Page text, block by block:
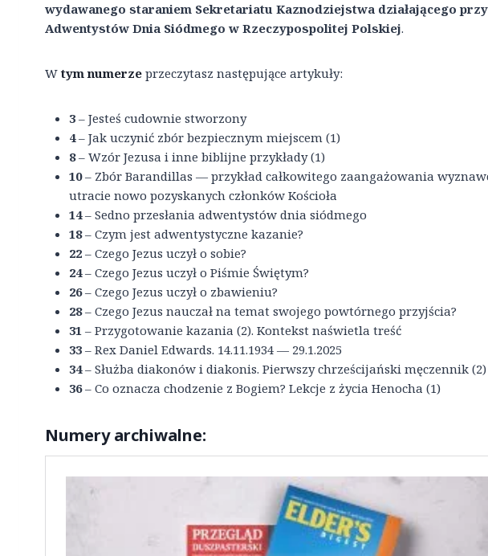
wydawanego staraniem Sekretariatu Kaznodziejstwa działającego
Adwentystów Dnia Siódmego w Rzeczypospolitej Polskiej.
Wtym numerze przeczytasz następujące artykuły:
3 – Jesteś cudownie stworzony
4– Jak uczynić zbór bezpiecznym miejscem (1)
8– Wzór Jezusa i inne biblijne przykłady (1)
10– Zbór Barandillas — przykład całkowitego zaangażowania
utracie nowo pozyskanych członków Kościoła
14– Sedno przesłania adwentystów dnia siódmego
18– Czym jest adwentystyczne kazanie?
22 – Czego Jezus uczył o sobie?
24– Czego Jezus uczył o Piśmie Świętym?
26– Czego Jezus uczył o zbawieniu?
28– Czego Jezus nauczał na temat swojego powtórnego przyjścia?
31 – Przygotowanie kazania (2). Kontekst naświetla treść
33 – Rex Daniel Edwards. 14.11.1934 — 29.1.2025
34– Służba diakonów i diakonis. Pierwszy chrześcijański męczennik (2)
36– Co oznacza chodzenie z Bogiem? Lekcje z życia Henocha (1)
Numery archiwalne: